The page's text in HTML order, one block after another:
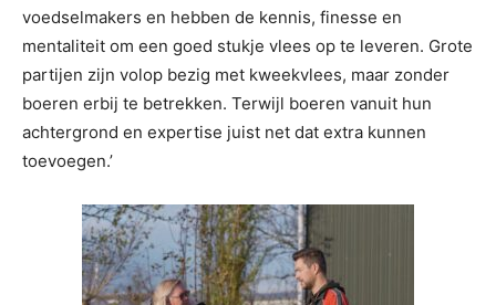
voedselmakers en hebben de kennis, finesse en
mentaliteit om een goed stukje vlees op te leveren. Grote
partijen zijn volop bezig met kweekvlees, maar zonder
boeren erbij te betrekken. Terwijl boeren vanuit hun
achtergrond en expertise juist net dat extra kunnen
toevoegen.’